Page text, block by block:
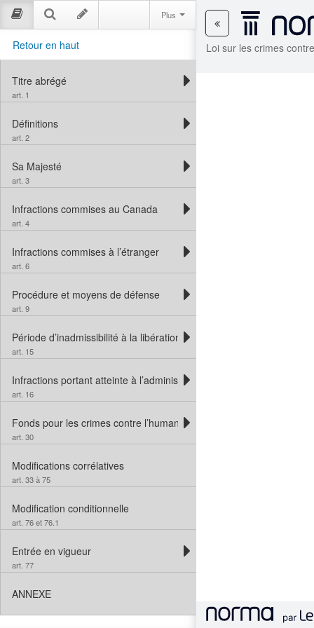
Loi sur les crimes
Plus
Retour en haut
Titre abrégé
art. 1
Définitions
art. 2
Sa Majesté
art. 3
Infractions commises au Canada
art. 4
Infractions commises à l’étranger
art. 6
Procédure et moyens de défense
art. 9
Période d’inadmissibilité à la libération conditionnelle
art. 15
Infractions portant atteinte à l’administration de la justice
art. 16
Fonds pour les crimes contre l’humanité
art. 30
Modifications corrélatives
art. 33 à 75
Modification conditionnelle
art. 76 et 76.1
Entrée en vigueur
art. 77
ANNEXE